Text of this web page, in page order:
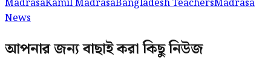
MadrasaKamil MadrasaBangladesh TeachersMadrasa
News
আপনার জন্য বাছাই করা কিছু নিউজ